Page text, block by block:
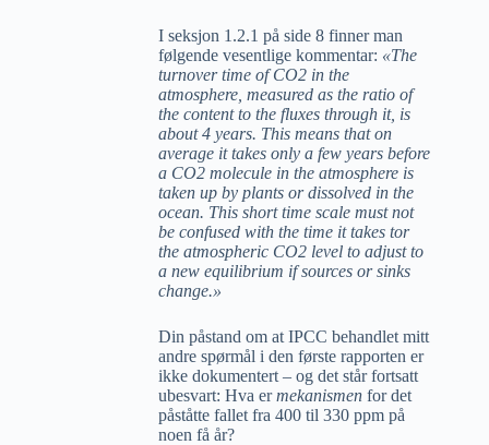
I seksjon 1.2.1 på side 8 finner man
følgende vesentlige kommentar: «The
turnover time of CO2 in the
atmosphere, measured as the ratio of
the content to the fluxes through it, is
about 4 years. This means that on
average it takes only a few years before
a CO2 molecule in the atmosphere is
taken up by plants or dissolved in the
ocean. This short time scale must not
be confused with the time it takes tor
the atmospheric CO2 level to adjust to
a new equilibrium if sources or sinks
change.»
Din påstand om at IPCC behandlet mitt
andre spørmål i den første rapporten er
ikke dokumentert – og det står fortsatt
ubesvart: Hva ermekanismen for det
påståtte fallet fra 400 til 330 ppm på
noen få år?